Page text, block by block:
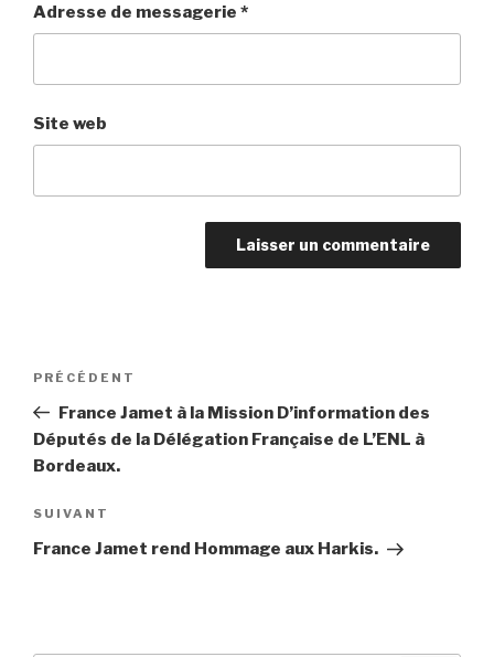
Adresse de messagerie *
Site web
Navigation
l’article
Article
précédent
PRÉCÉDENT
France Jamet à la Mission D’information des
Députés de la Délégation Française de L’ENL à
Bordeaux.
Article
suivant
SUIVANT
France Jamet rend Hommage aux Harkis.